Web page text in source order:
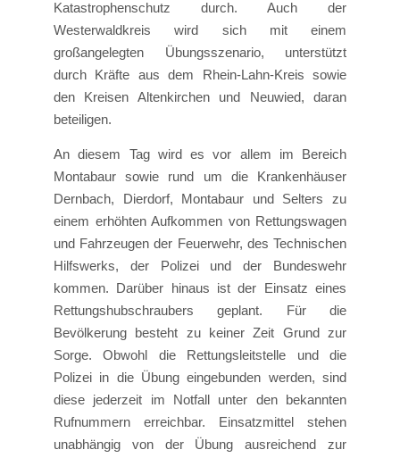
Katastrophenschutz durch. Auch der
Westerwaldkreis wird sich mit einem
großangelegten Übungsszenario, unterstützt
durch Kräfte aus dem Rhein-Lahn-Kreis sowie
den Kreisen Altenkirchen und Neuwied, daran
beteiligen.
An diesem Tag wird es vor allem im Bereich
Montabaur sowie rund um die Krankenhäuser
Dernbach, Dierdorf, Montabaur und Selters zu
einem erhöhten Aufkommen von Rettungswagen
und Fahrzeugen der Feuerwehr, des Technischen
Hilfswerks, der Polizei und der Bundeswehr
kommen. Darüber hinaus ist der Einsatz eines
Rettungshubschraubers geplant. Für die
Bevölkerung besteht zu keiner Zeit Grund zur
Sorge. Obwohl die Rettungsleitstelle und die
Polizei in die Übung eingebunden werden, sind
diese jederzeit im Notfall unter den bekannten
Rufnummern erreichbar. Einsatzmittel stehen
unabhängig von der Übung ausreichend zur